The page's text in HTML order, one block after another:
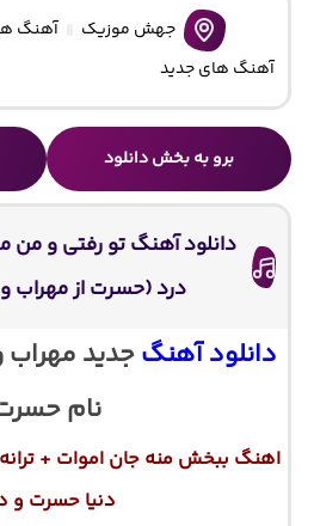
جهش موزیک آهنگ
آهنگ های جدید
برو به بخش دانلود
دانلود آهنگ ﺗﻮ رﻓﺘﻰ و ﻣﻦ
درد (حسرت از مهراب
دانلود آهنگجدید مهراب
نام
اهنگ ﺑﺒﺨﺶ ﻣﻨﻪ ﺟﺎن اﻣﻮات +
دﻧﻴﺎ ﺣﺴﺮت و